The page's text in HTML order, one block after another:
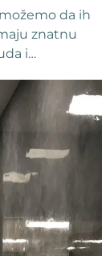
da ih
znatnu
i…